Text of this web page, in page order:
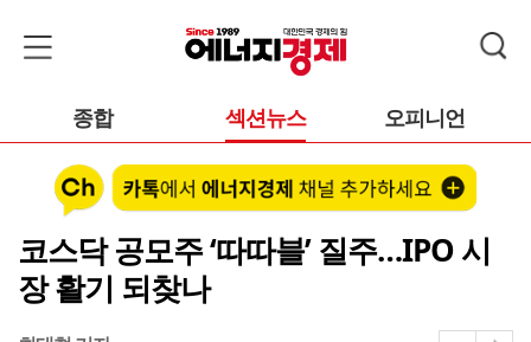
종합 섹션뉴스 오피니언
코스닥 공모주 ‘따따블’ 질주…IPO 시
장 활기 되찾나